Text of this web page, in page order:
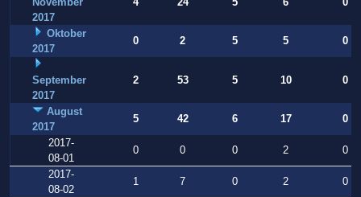
2017
Oktober
2017
0 2 5 5 0
September
2017
2 53 5 10 0
August
2017
5 42 6 17
0
2017-
08-01
0 0 0 2
0
2017-
08-02
1 7 0 2
0